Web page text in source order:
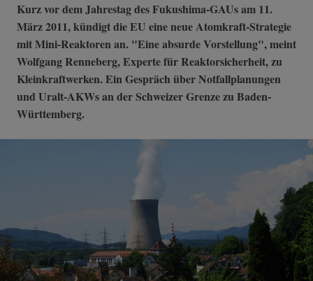
Kurz vor dem Jahrestag des Fukushima-GAUs am 11.
März 2011, kündigt die EU eine neue Atomkraft-Strategie
mit Mini-Reaktoren an. "Eine absurde Vorstellung", meint
Wolfgang Renneberg, Experte für Reaktorsicherheit, zu
Kleinkraftwerken. Ein Gespräch über Notfallplanungen
und Uralt-AKWs an der Schweizer Grenze zu Baden-
Württemberg.